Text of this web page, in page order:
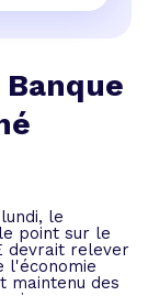
le
point sur le
devrait relever
l'économie
maintenu des